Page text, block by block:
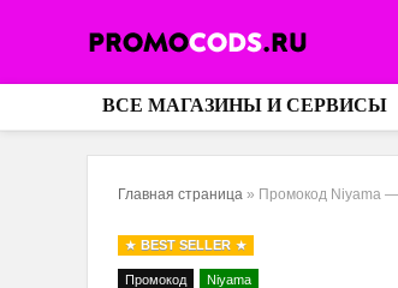
ВСЕ МАГАЗИНЫ И СЕРВИСЫ
Главная страница » Промокод Niyama
BEST SELLER
Промокод Niyama